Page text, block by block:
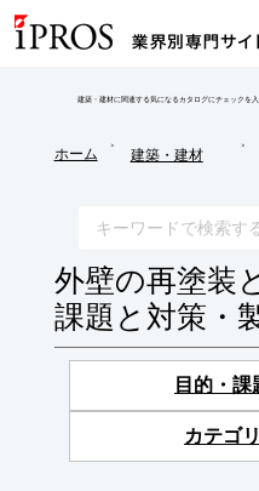
建築・建材に関連する気になるカタログにチェックを
ホーム
>
建築・建材
>
外壁の再塗装
課題と対策・
目的・
カテゴ